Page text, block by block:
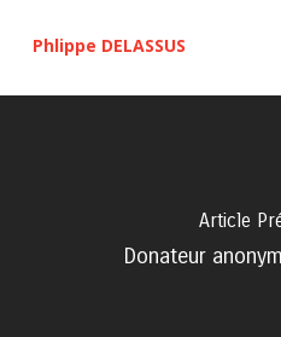
Phlippe DELASSUS
Article
Donateur